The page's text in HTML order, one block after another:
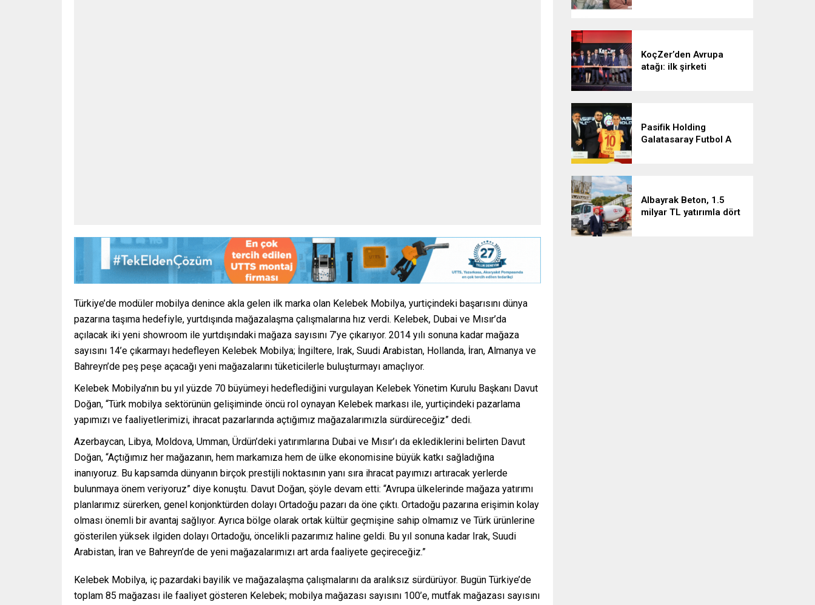
Türkiye’de modüler mobilya denince akla gelen ilk marka olan Kelebek Mobilya, yurtiçindeki başarısını dünya
pazarına taşıma hedefiyle, yurtdışında mağazalaşma çalışmalarına hız verdi. Kelebek, Dubai ve Mısır’da
açılacak iki yeni showroom ile yurtdışındaki mağaza sayısını 7’ye çıkarıyor. 2014 yılı sonuna kadar mağaza
sayısını 14’e çıkarmayı hedefleyen Kelebek Mobilya; İngiltere, Irak, Suudi Arabistan, Hollanda, İran, Almanya ve
Bahreyn’de peş peşe açacağı yeni mağazalarını tüketicilerle buluşturmayı amaçlıyor.
Kelebek Mobilya’nın bu yıl yüzde 70 büyümeyi hedeflediğini vurgulayan Kelebek Yönetim Kurulu Başkanı Davut
Doğan, “Türk mobilya sektörünün gelişiminde öncü rol oynayan Kelebek markası ile, yurtiçindeki pazarlama
yapımızı ve faaliyetlerimizi, ihracat pazarlarında açtığımız mağazalarımızla sürdüreceğiz” dedi.
Azerbaycan, Libya, Moldova, Umman, Ürdün’deki yatırımlarına Dubai ve Mısır’ı da eklediklerini belirten Davut
Doğan, “Açtığımız her mağazanın, hem markamıza hem de ülke ekonomisine büyük katkı sağladığına
inanıyoruz. Bu kapsamda dünyanın birçok prestijli noktasının yanı sıra ihracat payımızı artıracak yerlerde
bulunmaya önem veriyoruz” diye konuştu. Davut Doğan, şöyle devam etti: “Avrupa ülkelerinde mağaza yatırımı
planlarımız sürerken, genel konjonktürden dolayı Ortadoğu pazarı da öne çıktı. Ortadoğu pazarına erişimin kolay
olması önemli bir avantaj sağlıyor. Ayrıca bölge olarak ortak kültür geçmişine sahip olmamız ve Türk ürünlerine
gösterilen yüksek ilgiden dolayı Ortadoğu, öncelikli pazarımız haline geldi. Bu yıl sonuna kadar Irak, Suudi
Arabistan, İran ve Bahreyn’de de yeni mağazalarımızı art arda faaliyete geçireceğiz.”
Kelebek Mobilya, iç pazardaki bayilik ve mağazalaşma çalışmalarını da aralıksız sürdürüyor. Bugün Türkiye’de
toplam 85 mağazası ile faaliyet gösteren Kelebek; mobilya mağazası sayısını 100’e, mutfak mağazası sayısını
KoçZer’den Avrupa
atağı: ilk şirketi
Pasifik Holding
Galatasaray Futbol A
Albayrak Beton, 1.5
milyar TL yatırımla dört